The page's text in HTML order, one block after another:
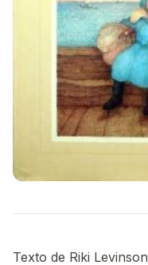
Texto de Riki